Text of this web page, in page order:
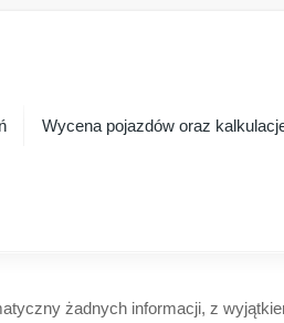
Wycena pojazdów oraz
żadnych informacji, z